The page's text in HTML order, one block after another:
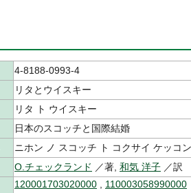
4-8188-0993-4
リタとウイスキー
リタ ト ウイスキー
日本のスコッチと国際結婚
ニホン ノ スコッチ ト コクサイ ケッコン
O.チェックランド ／著, 和気 洋子 ／訳
120001703020000 110003058990000